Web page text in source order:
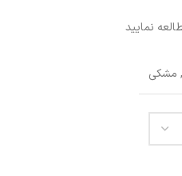
نمایید
, مشکی